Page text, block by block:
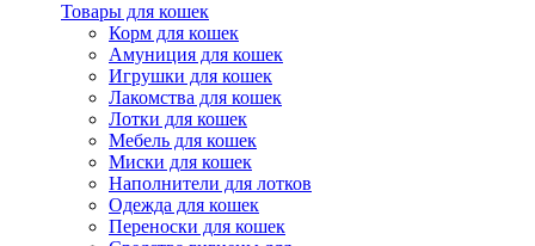
Товары для кошек
Корм для кошек
Амуниция для кошек
Игрушки для кошек
Лакомства для кошек
Лотки для кошек
Мебель для кошек
Миски для кошек
Наполнители для лотков
Одежда для кошек
Переноски для кошек